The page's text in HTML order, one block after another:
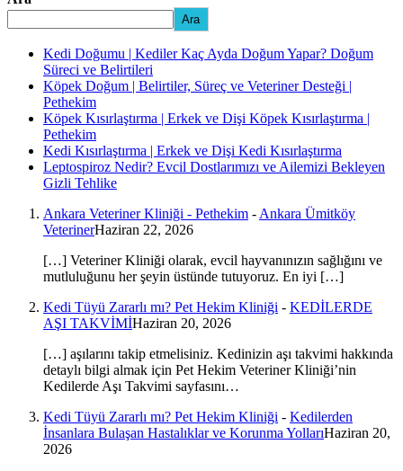
Ara
Kedi Doğumu | Kediler Kaç Ayda Doğum Yapar? Doğum
Süreci ve Belirtileri
Köpek Doğum | Belirtiler, Süreç ve Veteriner Desteği |
Pethekim
Köpek Kısırlaştırma | Erkek ve Dişi Köpek Kısırlaştırma |
Pethekim
Kedi Kısırlaştırma | Erkek ve Dişi Kedi Kısırlaştırma
Leptospiroz Nedir? Evcil Dostlarımızı ve Ailemizi Bekleyen
Gizli Tehlike
Ankara Veteriner Kliniği - Pethekim - Ankara Ümitköy
VeterinerHaziran 22, 2026
[…] Veteriner Kliniği olarak, evcil hayvanınızın sağlığını ve
mutluluğunu her şeyin üstünde tutuyoruz. En iyi […]
Kedi Tüyü Zararlı mı? Pet Hekim Kliniği - KEDİLERDE
AŞI TAKVİMİHaziran 20, 2026
[…] aşılarını takip etmelisiniz. Kedinizin aşı takvimi hakkında
detaylı bilgi almak için Pet Hekim Veteriner Kliniği’nin
Kedilerde Aşı Takvimi sayfasını…
Kedi Tüyü Zararlı mı? Pet Hekim Kliniği - Kedilerden
İnsanlara Bulaşan Hastalıklar ve Korunma YollarıHaziran 20,
2026